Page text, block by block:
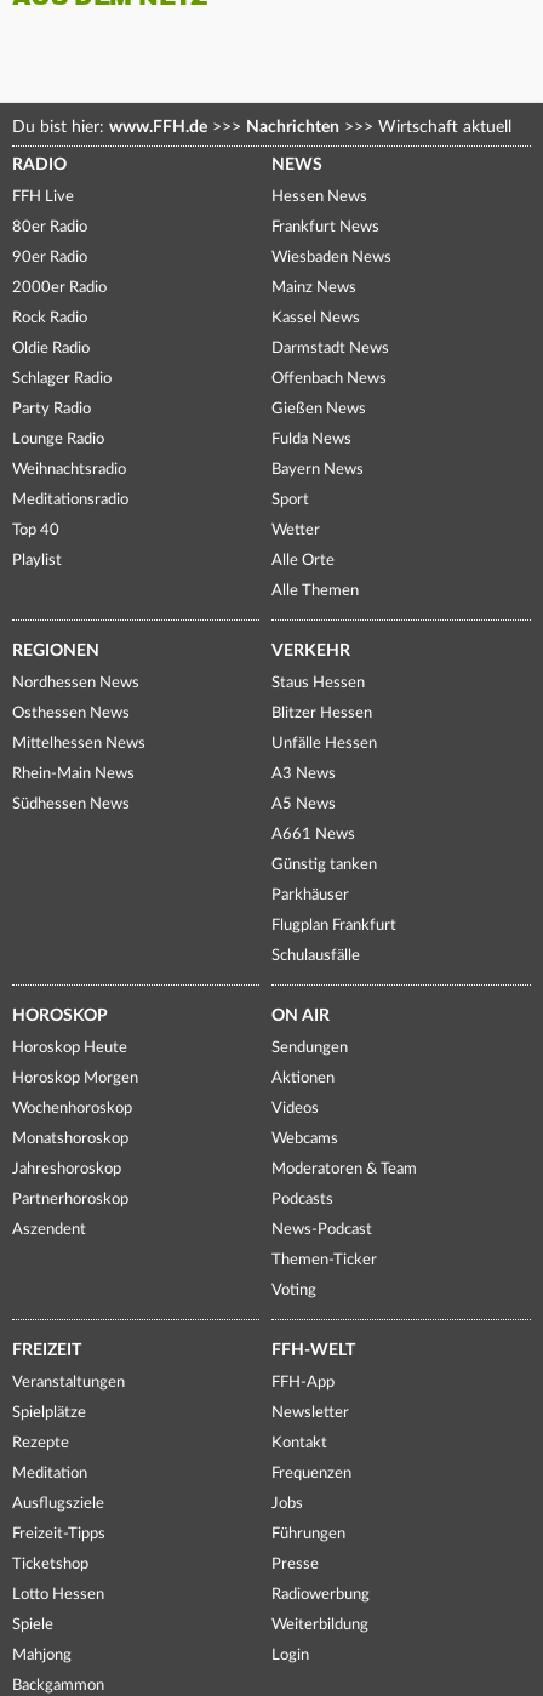
Du bist hier: www.FFH.de >>> Nachrichten >>> Wirtschaft aktuell
RADIO
FFH Live
80er Radio
90er Radio
2000er Radio
Rock Radio
Oldie Radio
Schlager Radio
Party Radio
Lounge Radio
Weihnachtsradio
Meditationsradio
Top 40
Playlist
NEWS
Hessen News
Frankfurt News
Wiesbaden News
Mainz News
Kassel News
Darmstadt News
Offenbach News
Gießen News
Fulda News
Bayern News
Sport
Wetter
Alle Orte
Alle Themen
REGIONEN
Nordhessen News
Osthessen News
Mittelhessen News
Rhein-Main News
Südhessen News
VERKEHR
Staus Hessen
Blitzer Hessen
Unfälle Hessen
A3 News
A5 News
A661 News
Günstig tanken
Parkhäuser
Flugplan Frankfurt
Schulausfälle
HOROSKOP
Horoskop Heute
Horoskop Morgen
Wochenhoroskop
Monatshoroskop
Jahreshoroskop
Partnerhoroskop
Aszendent
ON AIR
Sendungen
Aktionen
Videos
Webcams
Moderatoren & Team
Podcasts
News-Podcast
Themen-Ticker
Voting
FREIZEIT
Veranstaltungen
Spielplätze
Rezepte
Meditation
Ausflugsziele
Freizeit-Tipps
Ticketshop
Lotto Hessen
Spiele
Mahjong
Backgammon
FFH-WELT
FFH-App
Newsletter
Kontakt
Frequenzen
Jobs
Führungen
Presse
Radiowerbung
Weiterbildung
Login